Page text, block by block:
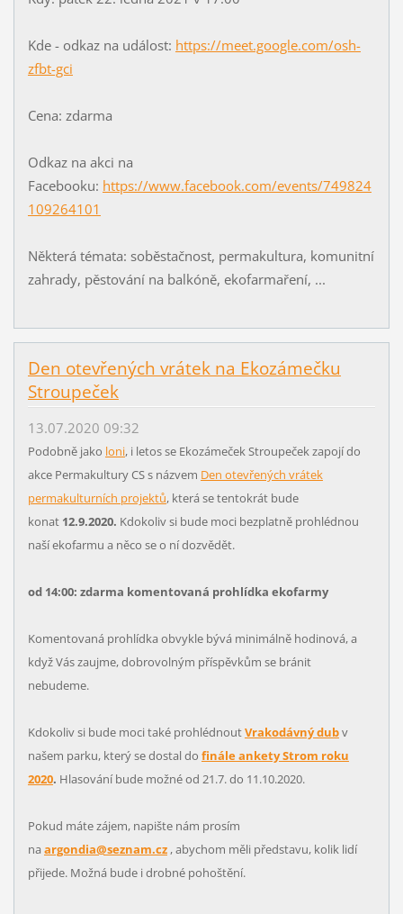
Kde - odkaz na událost: https://meet.google.com/osh-
zfbt-gci
Cena: zdarma
Odkaz na akci na
Facebooku: https://www.facebook.com/events/749824
109264101
Některá témata: soběstačnost, permakultura, komunitní
zahrady, pěstování na balkóně, ekofarmaření, ...
Den otevřených vrátek na Ekozámečku
Stroupeček
13.07.2020 09:32
Podobně jako loni, i letos se Ekozámeček Stroupeček zapojí do
akce Permakultury CS s názvem Den otevřených vrátek
permakulturních projektů, která se tentokrát bude
konat 12.9.2020. Kdokoliv si bude moci bezplatně prohlédnou
naší ekofarmu a něco se o ní dozvědět.
od 14:00: zdarma komentovaná prohlídka ekofarmy
Komentovaná prohlídka obvykle bývá minimálně hodinová, a
když Vás zaujme, dobrovolným příspěvkům se bránit
nebudeme.
Kdokoliv si bude moci také prohlédnoutVrakodávný dubv
našem parku, který se dostal do finále ankety Strom roku
2020. Hlasování bude možné od 21.7. do 11.10.2020.
Pokud máte zájem, napište nám prosím
na argondia@seznam.cz, abychom měli představu, kolik lidí
přijede. Možná bude i drobné pohoštění.